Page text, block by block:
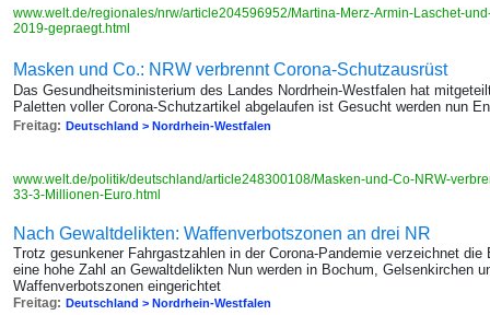
www.welt.de/regionales/nrw/article204596952/Martina-Merz-Armin-Laschet-
2019-gepraegt.html
Masken und Co.: NRW verbrennt Corona-Schutzausrüst
Das Gesundheitsministerium des Landes Nordrhein-Westfalen hat
Paletten voller Corona-Schutzartikel abgelaufen ist Gesucht werden nun
Freitag: Deutschland > Nordrhein-Westfalen
www.welt.de/politik/deutschland/article248300108/Masken-und-Co-NRW-
33-3-Millionen-Euro.html
Nach Gewaltdelikten: Waffenverbotszonen an drei NR
Trotz gesunkener Fahrgastzahlen in der Corona-Pandemie verzeichnet
eine hohe Zahl an Gewaltdelikten Nun werden in Bochum, Gelsenkirchen
Waffenverbotszonen eingerichtet
Freitag: Deutschland > Nordrhein-Westfalen